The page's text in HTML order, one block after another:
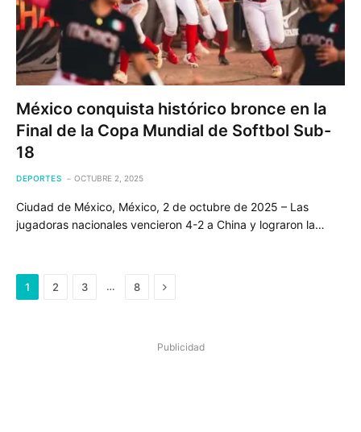
México conquista histórico bronce en la
Final de la Copa Mundial de Softbol Sub-
18
DEPORTES OCTUBRE 2, 2025
Ciudad de México, México, 2 de octubre de 2025 – Las
jugadoras nacionales vencieron 4-2 a China y lograron la…
1 2 3 … 8 Next
Publicidad